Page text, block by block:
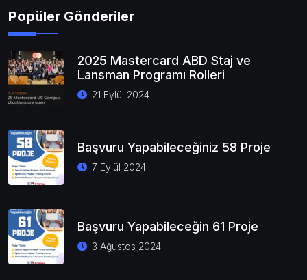
Popüler Gönderiler
2025 Mastercard ABD Staj ve
Lansman Programı Rolleri
21 Eylül 2024
Başvuru Yapabileceğiniz 58 Proje
7 Eylül 2024
Başvuru Yapabileceğin 61 Proje
3 Ağustos 2024